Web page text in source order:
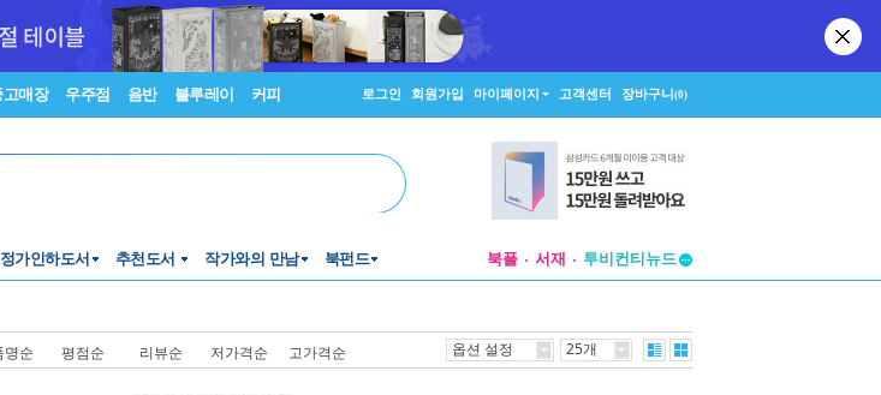
고매장 우주점 음반 블루레이 커피 로그인 회원가입 마이페이지 고객센터 장바구니(0)
정가인하도서 추천도서 작가와의 만남 북펀드 북플 서재
투비컨티뉴드
명순 평점순 리뷰순 저가격순 고가격순 옵션 설정 25개